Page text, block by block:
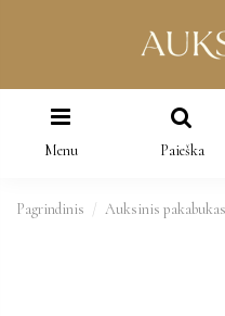
Menu Paieška
Pagrindinis Auksinis pakabukas